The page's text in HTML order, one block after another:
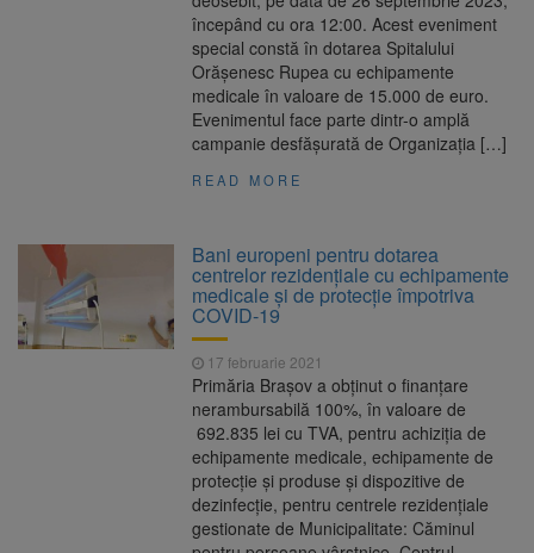
începând cu ora 12:00. Acest eveniment
special constă în dotarea Spitalului
Orășenesc Rupea cu echipamente
medicale în valoare de 15.000 de euro.
Evenimentul face parte dintr-o amplă
campanie desfășurată de Organizația […]
READ MORE
Bani europeni pentru dotarea
centrelor rezidenţiale cu echipamente
medicale și de protecție împotriva
COVID-19
17 februarie 2021
Primăria Brașov a obținut o finanțare
nerambursabilă 100%, în valoare de
692.835 lei cu TVA, pentru achiziția de
echipamente medicale, echipamente de
protecție și produse și dispozitive de
dezinfecție, pentru centrele rezidențiale
gestionate de Municipalitate: Căminul